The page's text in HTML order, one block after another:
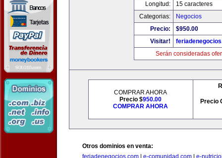
Longitud:
15 caracteres
Categorias:
Negocios
Precio:
$950.00
Visitar!
Serán consideradas
COMPRAR AHORA
Precio $950.00
COMPRAR AHORA
Precio
Otros dominios en venta:
feriadenegocios.com
e-comunidad.com e-